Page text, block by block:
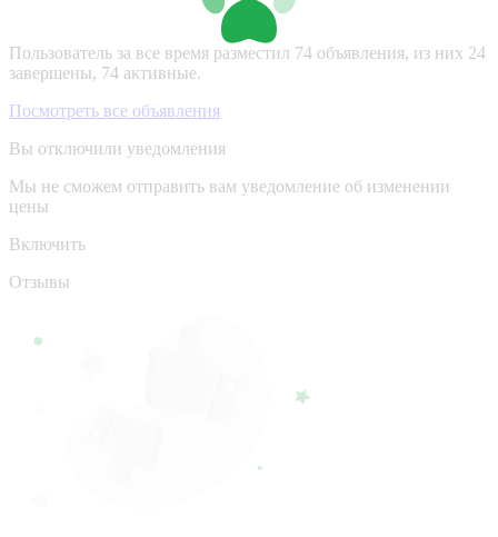
Пользователь за все время разместил 74 объявления, из них 24
завершены, 74 активные.
Посмотреть все объявления
Вы отключили уведомления
Мы не сможем отправить вам уведомление об изменении
цены
Включить
Отзывы